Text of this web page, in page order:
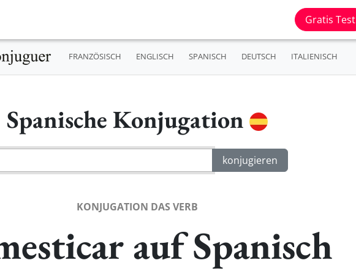
Gratis Test
FRANZÖSISCH ENGLISCH SPANISCH DEUTSCH ITALIENISCH
Spanische Konjugation
KONJUGATION DAS VERB
auf Spanisch